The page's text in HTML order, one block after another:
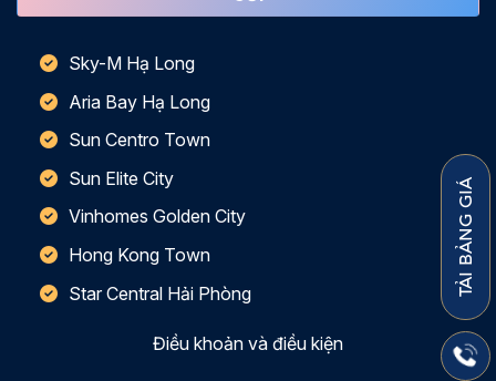
Sky-M Hạ Long
Aria Bay Hạ Long
Sun Centro Town
Sun Elite City
Vinhomes Golden City
Hong Kong Town
Star Central Hải Phòng
Điều khoản và điều kiện
TẢI BẢNG GIÁ